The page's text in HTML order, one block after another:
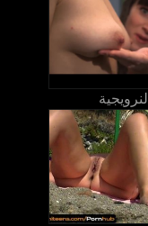
النرويجية